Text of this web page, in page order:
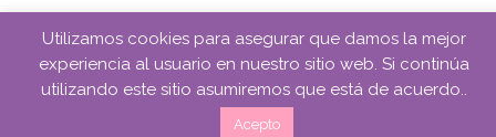
Utilizamos cookies para asegurar que damos la mejor
experiencia al usuario en nuestro sitio web. Si continúa
utilizando este sitio asumiremos que está de acuerdo..
Acepto